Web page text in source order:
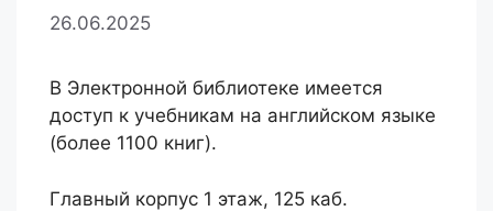
26.06.2025
В Электронной библиотеке имеется
доступ к учебникам на английском языке
(более 1100 книг).
Главный корпус 1 этаж, 125 каб.